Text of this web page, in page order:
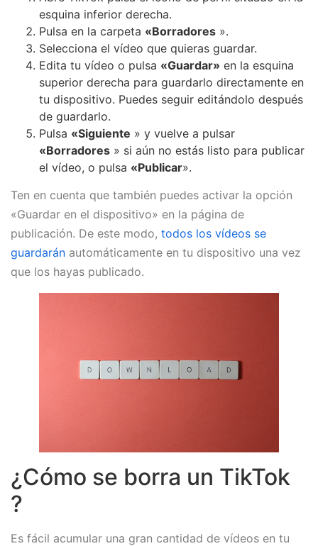
esquina inferior derecha.
Pulsa en la carpeta «Borradores ».
Selecciona el vídeo que quieras guardar.
Edita tu vídeo o pulsa «Guardar» en la esquina
superior derecha para guardarlo directamente en
tu dispositivo. Puedes seguir editándolo después
de guardarlo.
Pulsa «Siguiente » y vuelve a pulsar
«Borradores » si aún no estás listo para publicar
el vídeo, o pulsa «Publicar».
Ten en cuenta que también puedes activar la opción
«Guardar en el dispositivo» en la página de
publicación. De este modo, todos los vídeos se
guardarán automáticamente en tu dispositivo una vez
que los hayas publicado.
¿Cómo se borra un TikTok
?
Es fácil acumular una gran cantidad de vídeos en tu